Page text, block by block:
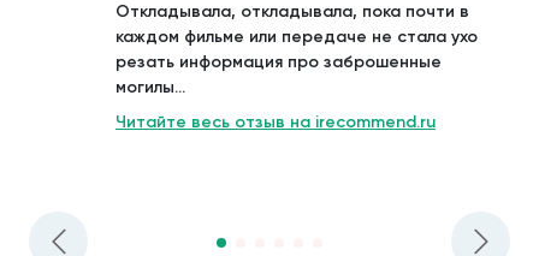
Откладывала, откладывала, пока почти в
каждом фильме или передаче не стала ухо
резать информация про заброшенные
могилы...
Читайте весь отзыв на irecommend.ru